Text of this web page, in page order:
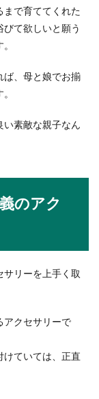
まで育ててくれた
て欲しいと願う
ば、母と娘でお揃
い素敵な親子なん
のアク
リーを上手く取
アクセサリーで
けていては、正直